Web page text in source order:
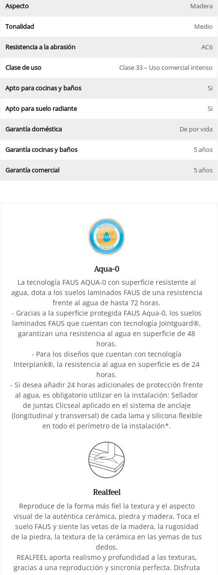
Aspecto Madera
Tonalidad Medio
Resistencia a la abrasión AC6
Clase de uso Clase 33 – Uso comercial intenso
Apto para cocinas y baños Si
Apto para suelo radiante Si
Garantía doméstica De por vida
Garantía cocinas y baños 5 años
Garantía comercial 5 años
Aqua-0
La tecnología FAUS AQUA-0 con superficie resistente al
agua, dota a los suelos laminados FAUS de una resistencia
frente al agua de hasta 72 horas.
- Gracias a la superficie protegida FAUS Aqua-0, los suelos
laminados FAUS que cuentan con tecnología Jointguard®,
garantizan una resistencia al agua en superficie de 48
horas.
- Para los diseños que cuentan con tecnología
Interplank®, la resistencia al agua en superficie es de 24
horas.
- Si desea añadir 24 horas adicionales de protección frente
al agua, es obligatorio utilizar en la instalación: Sellador
de juntas Clicseal aplicado en el sistema de anclaje
(longitudinal y transversal) de cada lama y silicona flexible
en todo el perímetro de la instalación*.
Realfeel
Reproduce de la forma más fiel la textura y el aspecto
visual de la auténtica cerámica, piedra y madera. Toca el
suelo FAUS y siente las vetas de la madera, la rugosidad
de la piedra, la textura de la cerámica en las yemas de tus
dedos.
REALFEEL aporta realismo y profundidad a las texturas,
gracias a una reproducción y sincronía perfecta. Disfruta